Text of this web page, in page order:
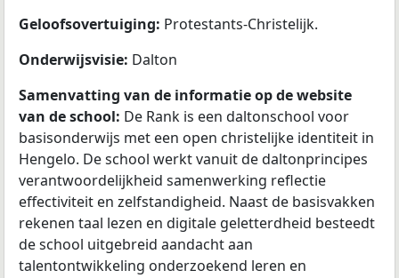
Geloofsovertuiging: Protestants-Christelijk.
Onderwijsvisie: Dalton
Samenvatting van de informatie op de website
van de school: De Rank is een daltonschool voor
basisonderwijs met een open christelijke identiteit in
Hengelo. De school werkt vanuit de daltonprincipes
verantwoordelijkheid samenwerking reflectie
effectiviteit en zelfstandigheid. Naast de basisvakken
rekenen taal lezen en digitale geletterdheid besteedt
de school uitgebreid aandacht aan
talentontwikkeling onderzoekend leren en